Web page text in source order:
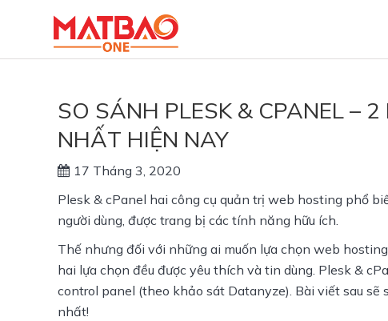
SO SÁNH PLESK & CPANEL –
NHẤT HIỆN NAY
17 Tháng 3, 2020
Plesk & cPanel hai công cụ quản trị web hosting phổ
người dùng, được trang bị các tính năng hữu ích.
Thế nhưng đối với những ai muốn lựa chọn web
hai lựa chọn đều được yêu thích và tin dùng. Plesk &
control panel (theo khảo sát Datanyze). Bài viết sau sẽ
nhất!